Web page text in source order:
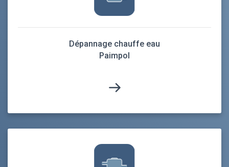
Dépannage chauffe eau
Paimpol